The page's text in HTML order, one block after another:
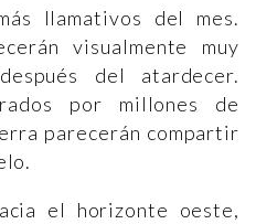
llamativos del mes.
visualmente muy
del atardecer.
por millones de
parecerán compartir
el horizonte oeste,